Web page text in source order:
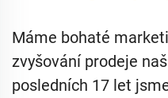
Máme bohaté
zvyšování prodeje
posledních 17 let